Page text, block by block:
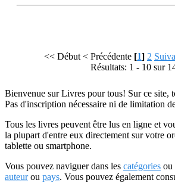
<< Début < Précédente [1] 2
Résultats: 1 - 10 sur
Bienvenue sur Livres pour tous! Sur ce site,
Pas d'inscription nécessaire ni de limitation
Tous les livres peuvent être lus en ligne et
la plupart d'entre eux directement sur votre
tablette ou smartphone.
Vous pouvez naviguer dans les catégories ou
auteurou pays. Vous pouvez également